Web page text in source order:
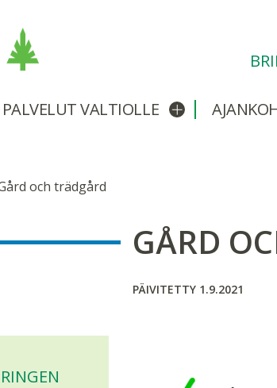
alavalikko
PALVELUT VALTIOLLE Avaa/sulje
och trädgård
GÅRD
PÄIVITETTY 1.9.2021